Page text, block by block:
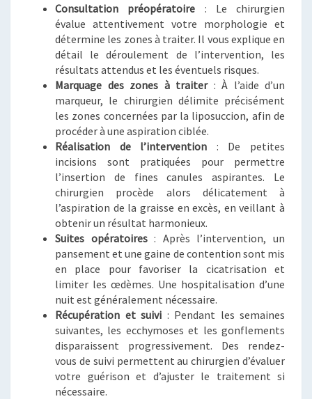
Consultation préopératoire : Le chirurgien
évalue attentivement votre morphologie et
détermine les zones à traiter. Il vous explique en
détail le déroulement de l’intervention, les
résultats attendus et les éventuels risques.
Marquage des zones à traiter: À l’aide d’un
marqueur, le chirurgien délimite précisément
les zones concernées par la liposuccion, afin de
procéder à une aspiration ciblée.
Réalisation de l’intervention : De petites
incisions sont pratiquées pour permettre
l’insertion de fines canules aspirantes. Le
chirurgien procède alors délicatement à
l’aspiration de la graisse en excès, en veillant à
obtenir un résultat harmonieux.
Suites opératoires: Après l’intervention, un
pansement et une gaine de contention sont mis
en place pour favoriser la cicatrisation et
limiter les œdèmes. Une hospitalisation d’une
nuit est généralement nécessaire.
Récupération et suivi : Pendant les semaines
suivantes, les ecchymoses et les gonflements
disparaissent progressivement. Des rendez-
vous de suivi permettent au chirurgien d’évaluer
votre guérison et d’ajuster le traitement si
nécessaire.